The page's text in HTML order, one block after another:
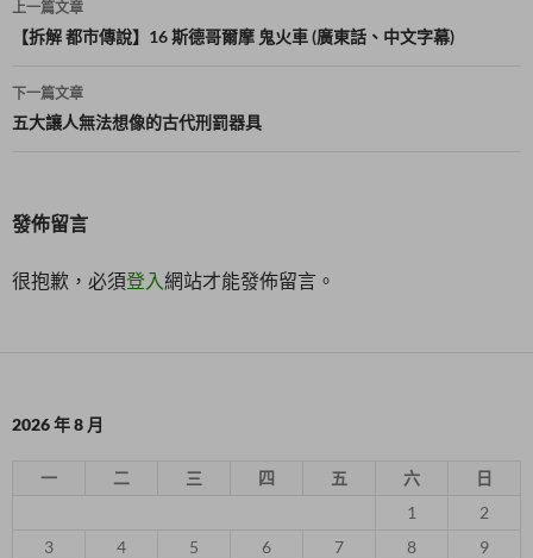
章
導
覽
上一篇文章
【拆解 都市傳說】16 斯德哥爾摩 鬼火車 (廣東話、中文字幕)
下一篇文章
五大讓人無法想像的古代刑罰器具
發佈留言
很抱歉，必須登入網站才能發佈留言。
2026 年 8 月
一 二 三 四 五 六
日
1
2
3
4 5 6 7 8
9